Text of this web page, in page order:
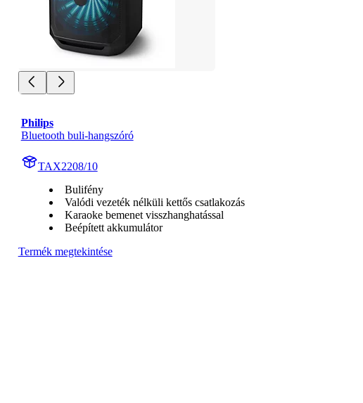
Philips
Bluetooth buli-hangszóró
TAX2208/10
Bulifény
Valódi vezeték nélküli kettős csatlakozás
Karaoke bemenet visszhanghatással
Beépített akkumulátor
Termék megtekintése